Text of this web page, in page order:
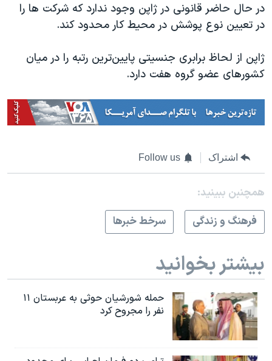
در حال حاضر قانونی در ژاپن وجود ندارد که شرکت ها را
در تعیین نوع پوشش در محیط کار محدود کند.
ژاپن از لحاظ برابری جنسیتی پایین‌ترین رتبه را در میان
کشورهای عضو گروه هفت دارد.
اشتراک Follow us
همچنبن ببینید:
فرهنگ و زندگی
سرخط خبرها
بیشتر بخوانید
حمله شورشیان حوثی به عربستان ۱۱
نفر را مجروح کرد